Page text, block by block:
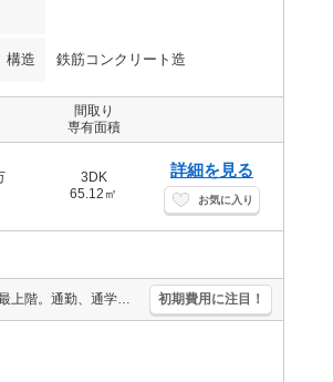
構造 鉄筋コンクリート造
間取り
専有面積
3DK
65.12㎡
詳細を見る
お気に入り
駅近。宅配ボックスあり。経済的な都市ガス使用。追い焚き付き。最上階。通勤、通学がスムーズ。オンライン内見対応可。シューズインクローゼット付き。 初期費用に注目！